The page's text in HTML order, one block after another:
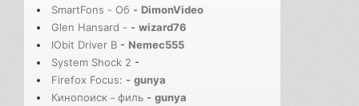
SmartFons - Об - DimonVideo
Glen Hansard - - wizard76
IObit Driver B - Nemec555
System Shock 2 -
Firefox Focus: - gunya
Кинопоиск－филь - gunya